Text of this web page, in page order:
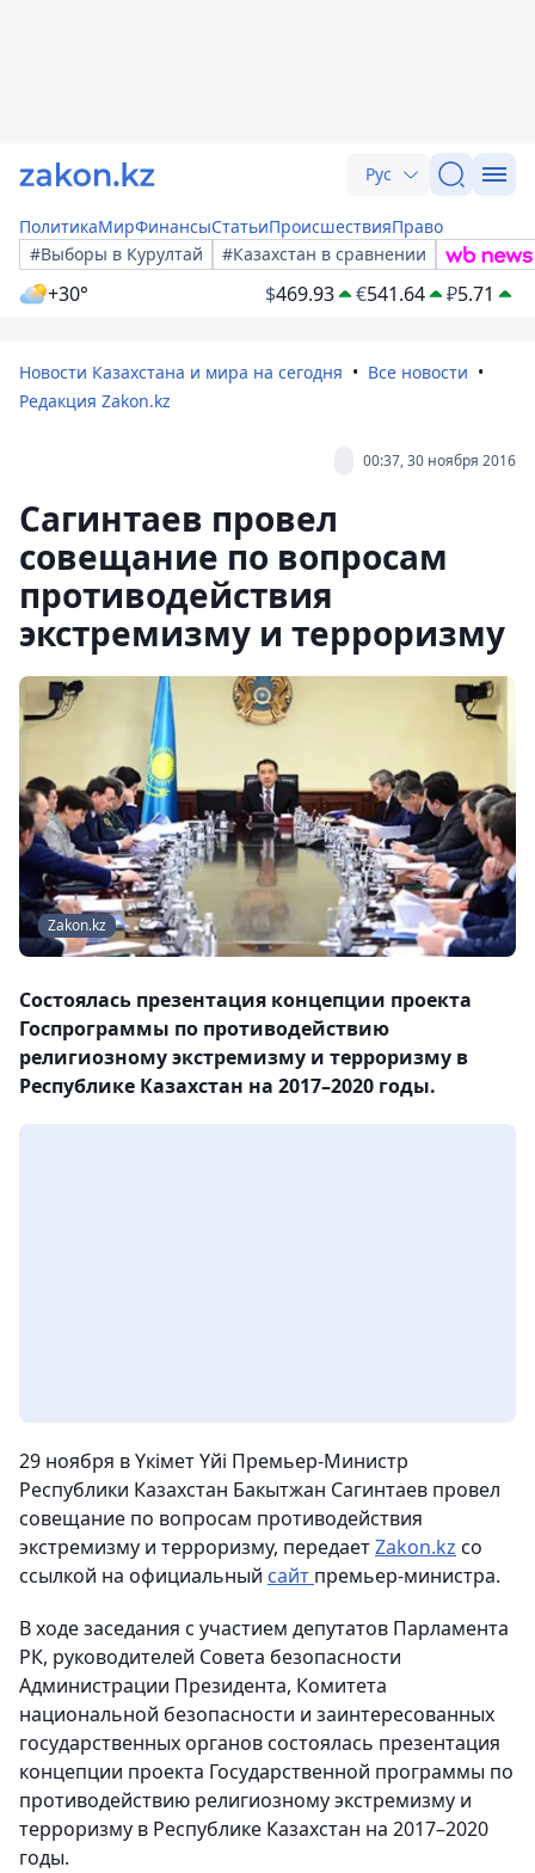
Рус
ПолитикаМирФинансыСтатьиПроисшествияПраво
#Выборы в Курултай
#Казахстан в сравнении
+30° $469.93 €541.64 ₽5.71
Новости Казахстана и мира на сегодня
Все новости
Редакция Zakon.kz
00:37, 30 ноября 2016
Сагинтаев провел
совещание по вопросам
противодействия
экстремизму и терроризму
Zakon.kz
Состоялась презентация концепции проекта
Госпрограммы по противодействию
религиозному экстремизму и терроризму в
Республике Казахстан на 2017–2020 годы.
29 ноября в Үкімет Үйі Премьер-Министр
Республики Казахстан Бакытжан Сагинтаев провел
совещание по вопросам противодействия
экстремизму и терроризму, передаетZakon.kz со
ссылкой на официальный сайт премьер-министра.
В ходе заседания с участием депутатов Парламента
РК, руководителей Совета безопасности
Администрации Президента, Комитета
национальной безопасности и заинтересованных
государственных органов состоялась презентация
концепции проекта Государственной программы по
противодействию религиозному экстремизму и
терроризму в Республике Казахстан на 2017–2020
годы.